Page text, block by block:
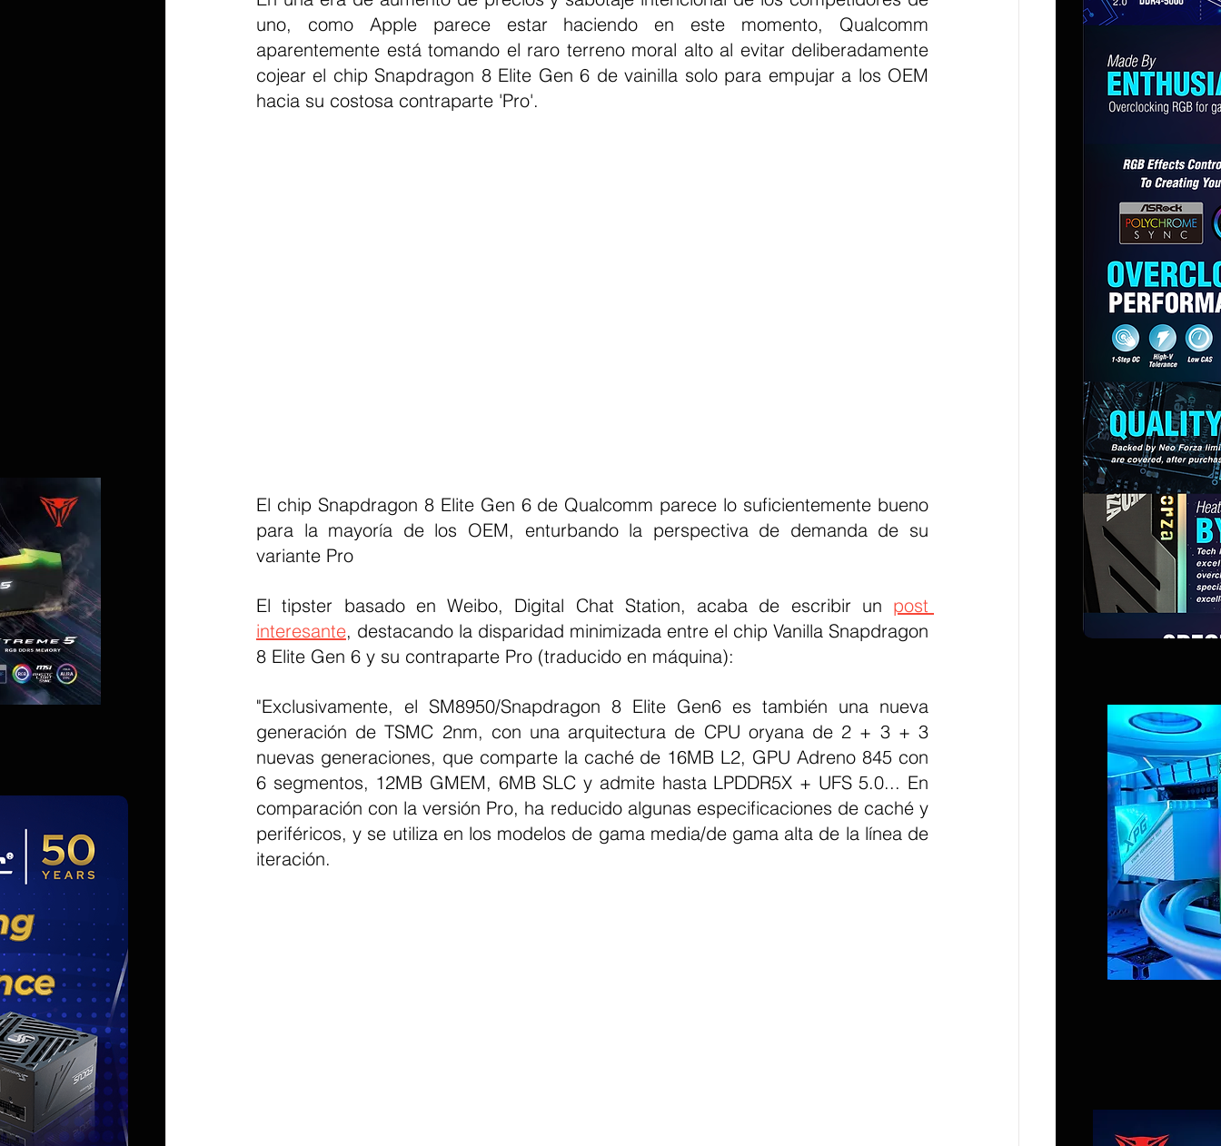
uno, como Apple parece estar haciendo en este momento, Qualcomm
aparentemente está tomando el raro terreno moral alto al evitar deliberadamente
cojear el chip Snapdragon 8 Elite Gen 6 de vainilla solo para empujar a los OEM
hacia su costosa contraparte 'Pro'.
El chip Snapdragon 8 Elite Gen 6 de Qualcomm parece lo suficientemente bueno
para la mayoría de los OEM, enturbando la perspectiva de demanda de su
variante Pro
El tipster basado en Weibo, Digital Chat Station, acaba de escribir un post
interesante, destacando la disparidad minimizada entre el chip Vanilla Snapdragon
8 Elite Gen 6 y su contraparte Pro (traducido en máquina):
"Exclusivamente, el SM8950/Snapdragon 8 Elite Gen6 es también una nueva
generación de TSMC 2nm, con una arquitectura de CPU oryana de 2 + 3 + 3
nuevas generaciones, que comparte la caché de 16MB L2, GPU Adreno 845 con
6 segmentos, 12MB GMEM, 6MB SLC y admite hasta LPDDR5X + UFS 5.0... En
comparación con la versión Pro, ha reducido algunas especificaciones de caché y
periféricos, y se utiliza en los modelos de gama media/de gama alta de la línea de
iteración.